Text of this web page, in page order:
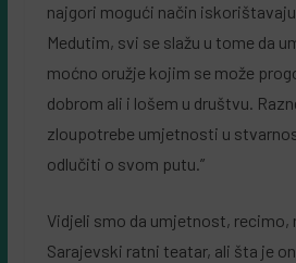
najgori mogući način
Medutim, svi se slažu u tome da
moćno oružje kojim se može
dobrom ali i lošem u društvu.
zloupotrebe umjetnosti u
odlučiti o svom putu.”
Vidjeli smo da umjetnost,
Sarajevski ratni teatar, ali šta je